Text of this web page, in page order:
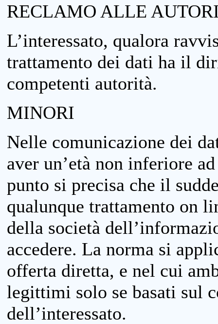
RECLAMO ALLE
L’interessato, qualora
trattamento dei dati ha il
competenti autorità.
MINORI
Nelle comunicazione dei
aver un’età non inferiore
punto si precisa che il
qualunque trattamento on
della società
accedere. La norma si
offerta diretta, e nel cui
legittimi solo se basati sul
dell’interessato.